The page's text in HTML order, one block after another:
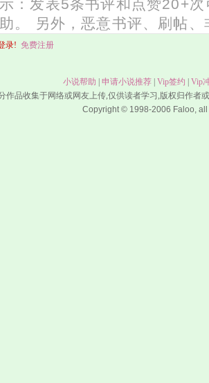
录! 免费注册
小说帮助 | 申请小说推荐 | Vip签约 | Vip
作品收集于网络或网友上传,仅供读者学习,版权归作者
Copyright © 1998-2006 Faloo,